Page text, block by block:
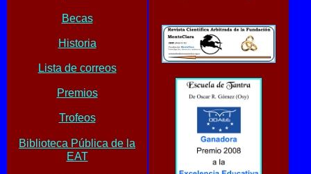
Becas
H istoria
Lista de correos
Premios
Trofeos
Biblioteca Pública de la
EAT